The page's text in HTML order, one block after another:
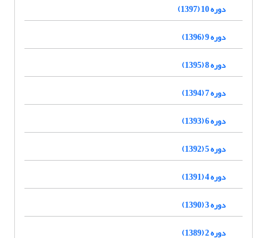
دوره 10 (1397)
دوره 9 (1396)
دوره 8 (1395)
دوره 7 (1394)
دوره 6 (1393)
دوره 5 (1392)
دوره 4 (1391)
دوره 3 (1390)
دوره 2 (1389)